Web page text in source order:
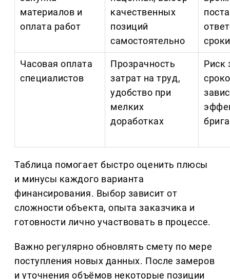
материалов и
оплата работ
качественных
позиций
самостоятельно
Часовая оплата
специалистов
Прозрачность
затрат на труд,
удобство при
мелких
доработках
Риск
Таблица помогает быстро оценить плюсы
и минусы каждого варианта
финансирования. Выбор зависит от
сложности объекта, опыта заказчика и
готовности лично участвовать в процессе.
Важно регулярно обновлять смету по мере
поступления новых данных. После замеров
и уточнения объёмов некоторые позиции